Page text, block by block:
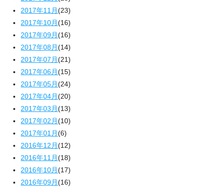
2017年11月(23)
2017年10月(16)
2017年09月(16)
2017年08月(14)
2017年07月(21)
2017年06月(15)
2017年05月(24)
2017年04月(20)
2017年03月(13)
2017年02月(10)
2017年01月(6)
2016年12月(12)
2016年11月(18)
2016年10月(17)
2016年09月(16)